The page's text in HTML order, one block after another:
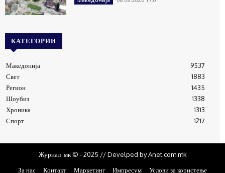
КАТЕГОРИИ
Македонија
9537
Свет
1883
Регион
1435
Шоубиз
1338
Хроника
1313
Спорт
1217
Журнал .мк © - 2025 // Develped by Anet.com.mk
За нас
Контакт Маркетинг Импресум Услови за користење